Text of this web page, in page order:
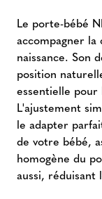
Le porte-bébé
accompagner la
naissance. Son
position
essentielle pour
L'ajustement
le adapter
de votre bébé,
homogène du
aussi, réduisant